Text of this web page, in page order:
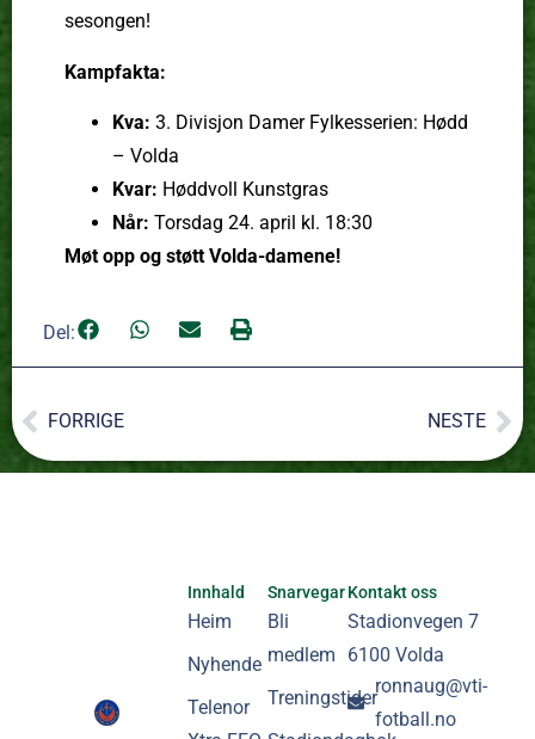
sesongen!
Kampfakta:
Kva: 3. Divisjon Damer Fylkesserien: Hødd
– Volda
Kvar: Høddvoll Kunstgras
Når: Torsdag 24. april kl. 18:30
Møt opp og støtt Volda-damene!
Del:
FORRIGE NESTE
Snarvegar
Bli
medlem
Treningstider
Innhald
Heim
Nyhende
Telenor
Kontakt oss
Stadionvegen 7
6100 Volda
ronnaug@vti-
fotball.no